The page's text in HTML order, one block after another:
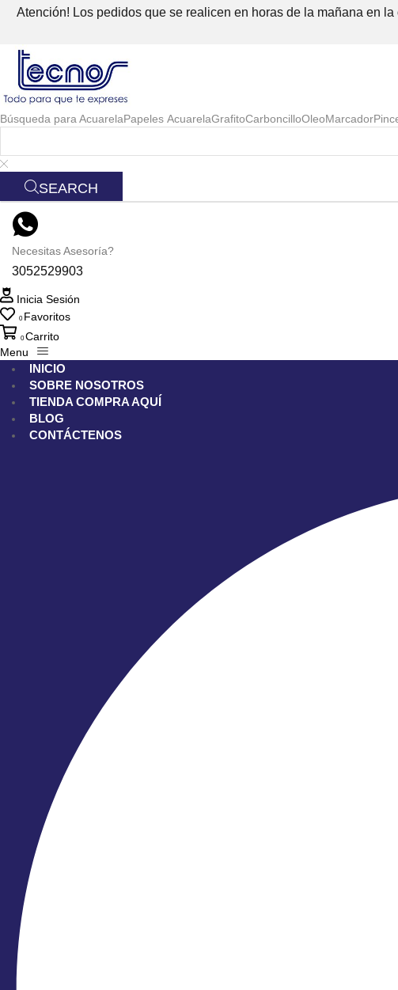
Atención! Los pedidos que se realicen en horas de la mañana en
Búsqueda para AcuarelaPapeles AcuarelaGrafitoCarboncilloOleoMarcador
SEARCH
Necesitas Asesoría?
3052529903
Inicia Sesión
0 Favoritos
0Carrito
Menu
INICIO
SOBRE NOSOTROS
TIENDA COMPRA AQUÍ
BLOG
CONTÁCTENOS